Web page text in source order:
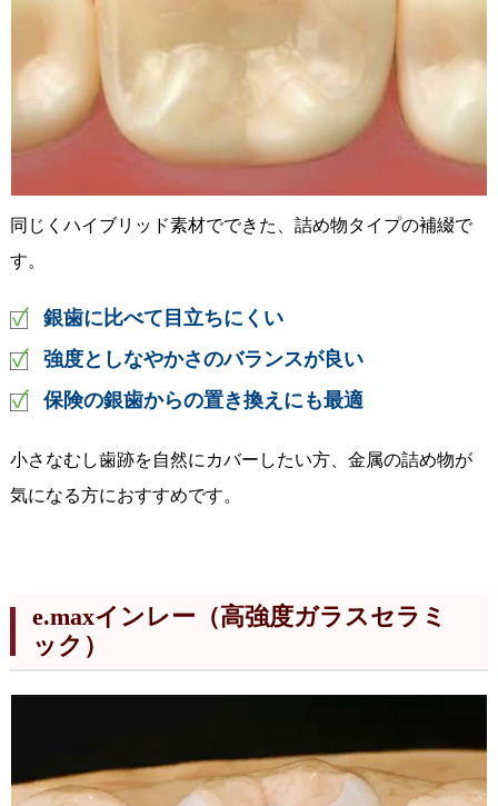
同じくハイブリッド素材でできた、詰め物タイプの補綴で
す。
銀歯に比べて目立ちにくい
強度としなやかさのバランスが良い
保険の銀歯からの置き換えにも最適
小さなむし歯跡を自然にカバーしたい方、金属の詰め物が
気になる方におすすめです。
e.maxインレー（高強度ガラスセラミ
ック）